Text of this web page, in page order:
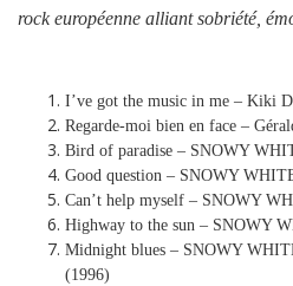
rock européenne alliant sobriété,
I’ve got the music in me – Kiki
Regarde-moi bien en face –
Bird of paradise – SNOWY
Good question – SNOWY
Can’t help myself – SNOWY
Highway to the sun – SNOWY
Midnight blues – SNOWY
(1996)